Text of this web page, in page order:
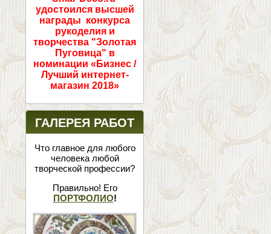
удостоился высшей
награды конкурса
рукоделия и
творчества "Золотая
Пуговица" в
номинации «Бизнес /
Лучший интернет-
магазин 2018»
ГАЛЕРЕЯ РАБОТ
Что главное для любого
человека любой
творческой профессии?
Правильно! Его
ПОРТФОЛИО!